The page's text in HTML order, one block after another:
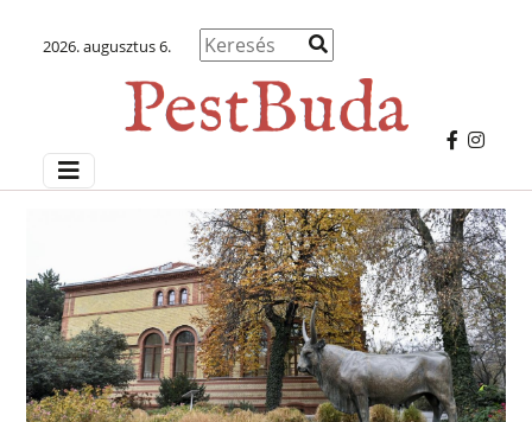
2026. augusztus 6.